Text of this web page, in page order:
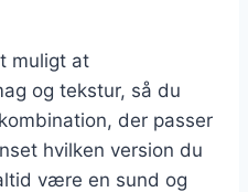
muligt at
og tekstur, så du
der passer
hvilken version du
være en sund og